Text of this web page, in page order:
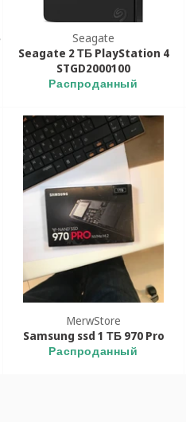
Seagate
Seagate 2 ТБ PlayStation 4
STGD2000100
Распроданный
MerwStore
Samsung ssd 1 ТБ 970 Pro
Распроданный